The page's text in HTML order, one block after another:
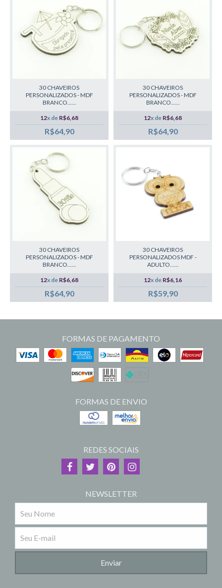
30 CHAVEIROS
PERSONALIZADOS - MDF
BRANCO......
12x de R$6,68
R$64,90
30 CHAVEIROS
PERSONALIZADOS - MDF
BRANCO......
12x de R$6,68
R$64,90
30 CHAVEIROS
PERSONALIZADOS - MDF
BRANCO......
12x de R$6,68
R$64,90
30 CHAVEIROS
PERSONALIZADOS MDF -
ADULTO......
12x de R$6,16
R$59,90
FORMAS DE PAGAMENTO
FORMAS DE ENVIO
REDES SOCIAIS
NEWSLETTER